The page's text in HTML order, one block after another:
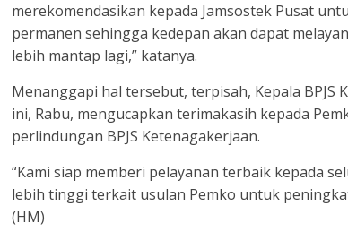
merekomendasikan kepada Jamsostek Pusat
permanen sehingga kedepan akan dapat
lebih mantap lagi,” katanya.
Menanggapi hal tersebut, terpisah, Kepala BPJS
ini, Rabu, mengucapkan terimakasih kepada
perlindungan BPJS Ketenagakerjaan.
“Kami siap memberi pelayanan terbaik kepada
lebih tinggi terkait usulan Pemko untuk
(HM)